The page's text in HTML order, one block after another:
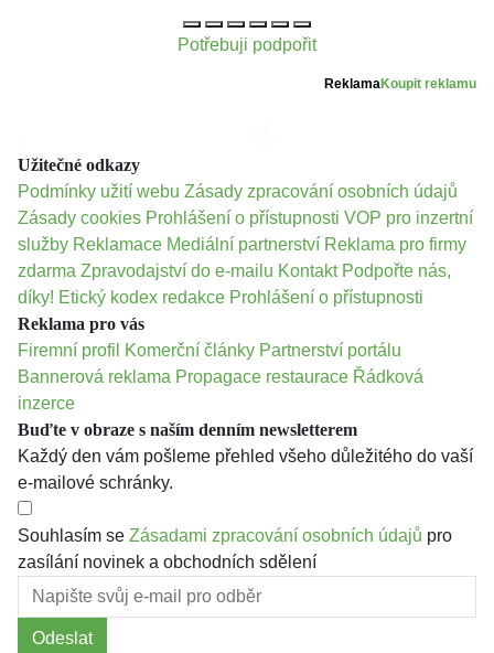
Potřebuji podpořit
ReklamaKoupit reklamu
Užitečné odkazy
Podmínky užití webu Zásady zpracování osobních údajů
Zásady cookies Prohlášení o přístupnosti VOP pro inzertní
služby Reklamace Mediální partnerství Reklama pro firmy
zdarma Zpravodajství do e-mailu Kontakt Podpořte nás,
díky! Etický kodex redakce Prohlášení o přístupnosti
Reklama pro vás
Firemní profil
Komerční články Partnerství portálu
Bannerová reklama Propagace restaurace Řádková
inzerce
Buďte v obraze s naším denním newsletterem
Každý den vám pošleme přehled všeho důležitého do vaší
e-mailové schránky.
Souhlasím se Zásadami zpracování osobních údajů pro
zasílání novinek a obchodních sdělení
Odeslat